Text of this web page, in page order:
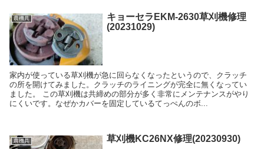
農機具
キョーセラEKM-2630草刈機修理
(20231029)
家内が使っている草刈機が急に回らなくなったというので、クラッチ
の所を開けてみました。クラッチのライニングが完全に無くなってい
ました。 この草刈機は共締めの部分が多く非常にメンテナンスがやり
にくいです。なぜかカバーを固定しているてっぺんのボ...
農機具 草刈機KC26NX修理(20230930)